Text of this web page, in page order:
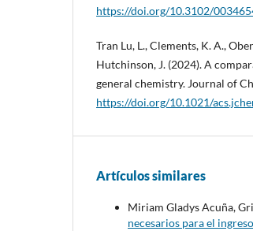
https://doi.org/10.3102/
Tran Lu, L., Clements, K. A.,
Hutchinson, J. (2024). A
general chemistry. Journal of
https://doi.org/10.1021/
Artículos similares
Miriam Gladys Acuña,
necesarios para el